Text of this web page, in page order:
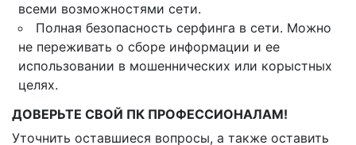
всеми возможностями сети.
Полная безопасность серфинга в сети. Можно
не переживать о сборе информации и ее
использовании в мошеннических или корыстных
целях.
ДОВЕРЬТЕ СВОЙ ПК ПРОФЕССИОНАЛАМ!
Уточнить оставшиеся вопросы, а также оставить